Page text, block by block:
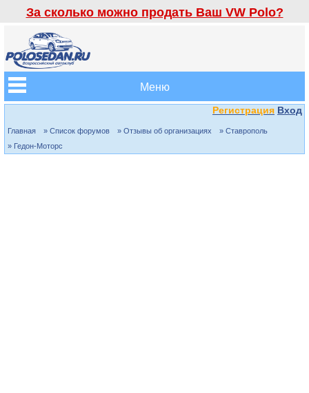
За сколько можно продать Ваш VW Polo?
Меню
Регистрация Вход
Главная » Список форумов » Отзывы об организациях
» Ставрополь
» Гедон-Моторс